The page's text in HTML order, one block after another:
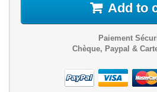
Add to
Paiement
Chèque, Paypal &